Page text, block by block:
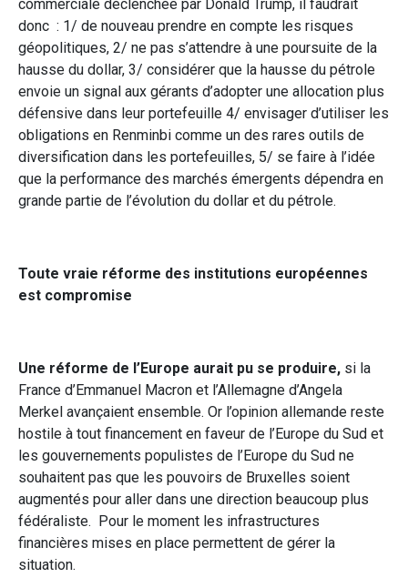
commerciale déclenchée par Donald Trump, il faudrait
donc : 1/ de nouveau prendre en compte les risques
géopolitiques, 2/ ne pas s’attendre à une poursuite de la
hausse du dollar, 3/ considérer que la hausse du pétrole
envoie un signal aux gérants d’adopter une allocation plus
défensive dans leur portefeuille 4/ envisager d’utiliser les
obligations en Renminbi comme un des rares outils de
diversification dans les portefeuilles, 5/ se faire à l’idée
que la performance des marchés émergents dépendra en
grande partie de l’évolution du dollar et du pétrole.
Toute vraie réforme des institutions européennes
est compromise
Une réforme de l’Europe aurait pu se produire, si la
France d’Emmanuel Macron et l’Allemagne d’Angela
Merkel avançaient ensemble. Or l’opinion allemande reste
hostile à tout financement en faveur de l’Europe du Sud et
les gouvernements populistes de l’Europe du Sud ne
souhaitent pas que les pouvoirs de Bruxelles soient
augmentés pour aller dans une direction beaucoup plus
fédéraliste. Pour le moment les infrastructures
financières mises en place permettent de gérer la
situation.